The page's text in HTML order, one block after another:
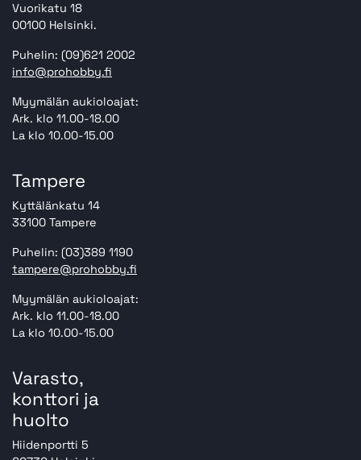
Vuorikatu 18
00100 Helsinki.
Puhelin: (09)621 2002
info@prohobby.fi
Myymälän aukioloajat:
Ark. klo 11.00-18.00
La klo 10.00-15.00
Tampere
Kyttälänkatu 14
33100 Tampere
Puhelin: (03)389 1190
tampere@prohobby.fi
Myymälän aukioloajat:
Ark. klo 11.00-18.00
La klo 10.00-15.00
Varasto,
konttori ja
huolto
Hiidenportti 5